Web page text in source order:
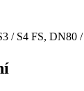
/ S4 FS, DN80